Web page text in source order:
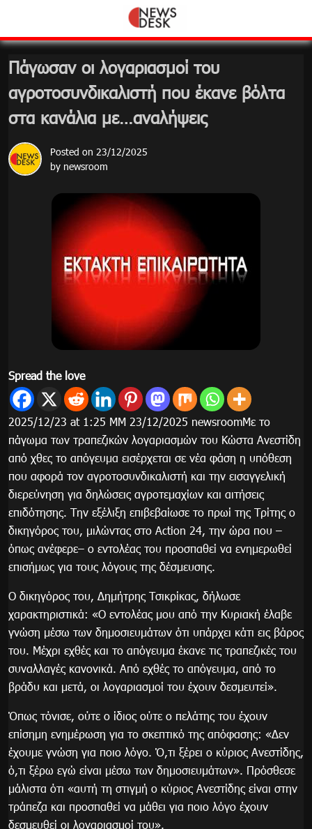
content
Πάγωσαν οι λογαριασμοί του
αγροτοσυνδικαλιστή που έκανε βόλτα
στα κανάλια με…αναλήψεις
Posted on 23/12/2025
by newsroom
Spread the love
2025/12/23 at 1:25 ΜΜ 23/12/2025 newsroomΜε το
πάγωμα των τραπεζικών λογαριασμών του Κώστα Ανεστίδη
από χθες το απόγευμα εισέρχεται σε νέα φάση η υπόθεση
που αφορά τον αγροτοσυνδικαλιστή και την εισαγγελική
διερεύνηση για δηλώσεις αγροτεμαχίων και αιτήσεις
επιδότησης. Την εξέλιξη επιβεβαίωσε το πρωί της Τρίτης ο
δικηγόρος του, μιλώντας στο Action 24, την ώρα που –
όπως ανέφερε– ο εντολέας του προσπαθεί να ενημερωθεί
επισήμως για τους λόγους της δέσμευσης.
Ο δικηγόρος του, Δημήτρης Τσικρίκας, δήλωσε
χαρακτηριστικά: «Ο εντολέας μου από την Κυριακή έλαβε
γνώση μέσω των δημοσιευμάτων ότι υπάρχει κάτι εις βάρος
του. Μέχρι εχθές και το απόγευμα έκανε τις τραπεζικές του
συναλλαγές κανονικά. Από εχθές το απόγευμα, από το
βράδυ και μετά, οι λογαριασμοί του έχουν δεσμευτεί».
Όπως τόνισε, ούτε ο ίδιος ούτε ο πελάτης του έχουν
επίσημη ενημέρωση για το σκεπτικό της απόφασης: «Δεν
έχουμε γνώση για ποιο λόγο. Ό,τι ξέρει ο κύριος Ανεστίδης,
ό,τι ξέρω εγώ είναι μέσω των δημοσιευμάτων». Πρόσθεσε
μάλιστα ότι «αυτή τη στιγμή ο κύριος Ανεστίδης είναι στην
τράπεζα και προσπαθεί να μάθει για ποιο λόγο έχουν
δεσμευθεί οι λογαριασμοί του».